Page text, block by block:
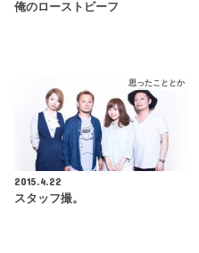
俺のローストビーフ
思ったこととか
2015.4.22
スタッフ撮。